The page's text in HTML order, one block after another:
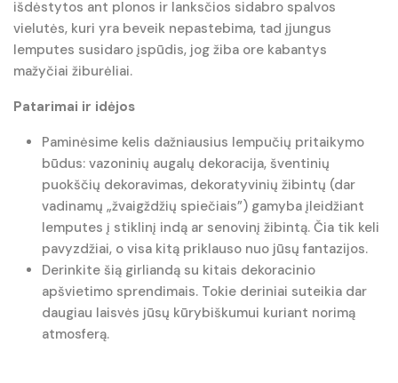
išdėstytos ant plonos ir lanksčios sidabro spalvos
vielutės, kuri yra beveik nepastebima, tad įjungus
lemputes susidaro įspūdis, jog žiba ore kabantys
mažyčiai žiburėliai.
Patarimai ir idėjos
Paminėsime kelis dažniausius lempučių pritaikymo
būdus: vazoninių augalų dekoracija, šventinių
puokščių dekoravimas, dekoratyvinių žibintų (dar
vadinamų „žvaigždžių spiečiais”) gamyba įleidžiant
lemputes į stiklinį indą ar senovinį žibintą. Čia tik keli
pavyzdžiai, o visa kitą priklauso nuo jūsų fantazijos.
Derinkite šią girliandą su kitais dekoracinio
apšvietimo sprendimais. Tokie deriniai suteikia dar
daugiau laisvės jūsų kūrybiškumui kuriant norimą
atmosferą.